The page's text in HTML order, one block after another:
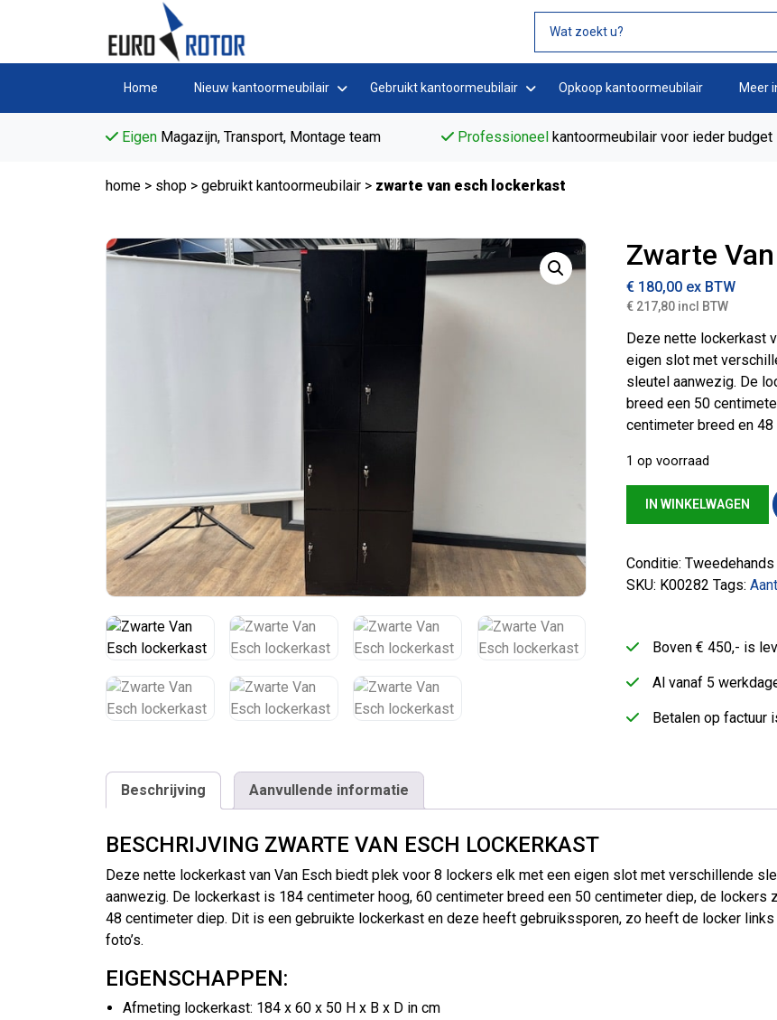
Home Nieuw kantoormeubilair Gebruikt kantoormeubilair Opkoop kantoormeubilair Meer
Eigen Magazijn, Transport, Montage team Professioneelkantoormeubilair voor ieder budget
home > shop > gebruikt kantoormeubilair > zwarte van esch lockerkast
Tweedehands Zwarte
€ 180,00 ex BTW
€ 217,80 incl BTW
Deze nette lockerkast
eigen slot met
sleutel aanwezig. De
breed een 50
centimeter breed en
1 op voorraad
Zwarte Van Esch
IN WINKELWAGEN
Conditie: Tweedehands
SKU: K00282 Tags:
Boven € 450,- is
Al vanaf 5
Betalen op factuur
Beschrijving Aanvullende informatie
BESCHRIJVING ZWARTE VAN ESCH LOCKERKAST
Deze nette lockerkast van Van Esch biedt plek voor 8 lockers elk met een eigen slot met verschillende
aanwezig. De lockerkast is 184 centimeter hoog, 60 centimeter breed een 50 centimeter diep, de
48 centimeter diep. Dit is een gebruikte lockerkast en deze heeft gebruikssporen, zo heeft de locker
foto’s.
EIGENSCHAPPEN:
Afmeting lockerkast: 184 x 60 x 50 H x B x D in cm